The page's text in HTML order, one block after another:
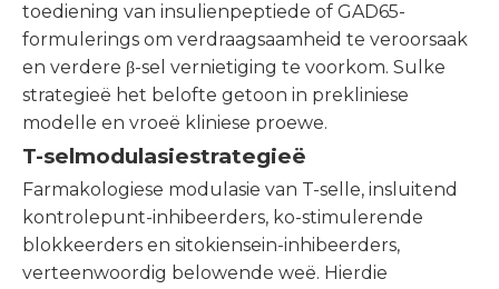
toediening van insulienpeptiede of GAD65-
formulerings om verdraagsaamheid te veroorsaak
en verdere β-sel vernietiging te voorkom. Sulke
strategieë het belofte getoon in prekliniese
modelle en vroeë kliniese proewe.
T-selmodulasiestrategieë
Farmakologiese modulasie van T-selle, insluitend
kontrolepunt-inhibeerders, ko-stimulerende
blokkeerders en sitokiensein-inhibeerders,
verteenwoordig belowende weë. Hierdie